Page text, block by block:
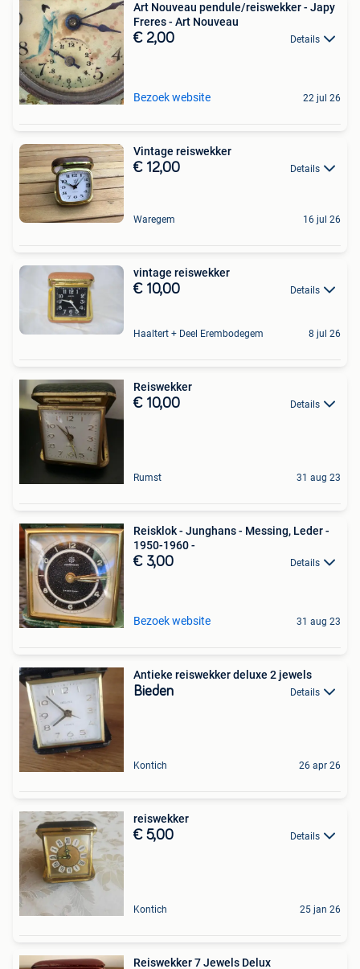
Art Nouveau pendule/reiswekker - Japy
Freres - Art Nouveau
€ 2,00 Details
Bezoek website 22 jul 26
Vintage reiswekker
€ 12,00 Details
Waregem 16 jul 26
vintage reiswekker
€ 10,00 Details
Haaltert + Deel Erembodegem 8 jul 26
Reiswekker
€ 10,00 Details
Rumst 31 aug 23
Reisklok - Junghans - Messing, Leder -
1950-1960 -
€ 3,00 Details
Bezoek website 31 aug 23
Antieke reiswekker deluxe 2 jewels
Bieden Details
Kontich 26 apr 26
reiswekker
€ 5,00 Details
Kontich 25 jan 26
Reiswekker 7 Jewels Delux